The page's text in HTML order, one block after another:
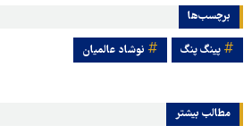
برچسب‌ها
پینگ پنگ نوشاد عالمیان
مطالب بیشتر